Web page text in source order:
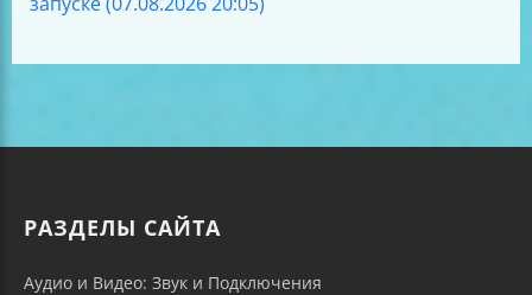
РАЗДЕЛЫ САЙТА
Аудио и Видео: Звук и Подключения